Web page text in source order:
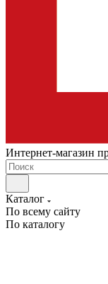
Интернет-магазин
Каталог
По всему сайту
По каталогу